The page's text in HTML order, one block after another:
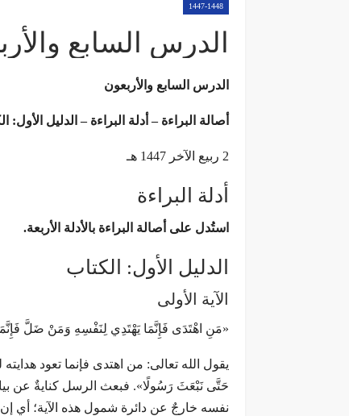
1447-1448
الدرس السابع
الدرس السابع والأربعون
أصالة البراءة – أدلة البراءة – الدليل
2 ربيع الآخر 1447 هـ
أدلة البراءة
استُدل على أصالة البراءة بالأدلة الأربعة.
الدليل الأول: الكتاب
الآية الأولى
«مَنِ اهْتَدَى فَإِنَّمَا يَهْتَدِي لِنَفْسِهِ وَمَنْ ضَلَّ فَإِنَّمَا
يقول الله تعالى: من اهتدى فإنما تعود
حَتَّى نَبْعَثَ رَسُولًا». فبعث الرسل كنايةٌ عن بيان
نفسه خارجٌ عن دائرة شمول هذه الآية؛ أي